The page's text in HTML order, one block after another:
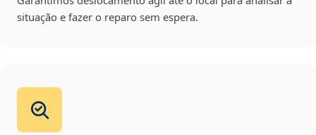
situação e fazer o reparo sem espera.